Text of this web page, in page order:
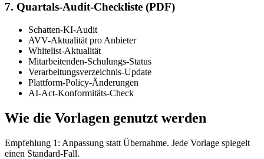
7. Quartals-Audit-Checkliste (PDF)
Schatten-KI-Audit
AVV-Aktualität pro Anbieter
Whitelist-Aktualität
Mitarbeitenden-Schulungs-Status
Verarbeitungs­verzeichnis-Update
Plattform-Policy-Änderungen
AI-Act-Konformitäts-Check
Wie die Vorlagen genutzt werden
Empfehlung 1: Anpassung statt Übernahme. Jede Vorlage spiegelt
einen Standard-Fall.